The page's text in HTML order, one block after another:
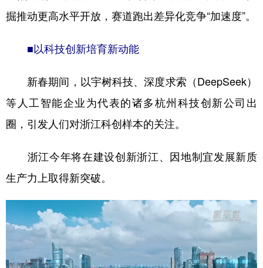
掘推动更高水平开放，赛道跑出差异化竞争“加速度”。
■以科技创新培育新动能
新春期间，以宇树科技、深度求索（DeepSeek）
等人工智能企业为代表的诸多杭州科技创新公司出
圈，引发人们对浙江科创样本的关注。
浙江今年将在建设创新浙江、因地制宜发展新质
生产力上取得新突破。